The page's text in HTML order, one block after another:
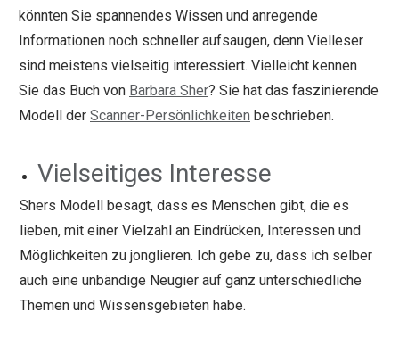
könnten Sie spannendes Wissen und anregende
Informationen noch schneller aufsaugen, denn Vielleser
sind meistens vielseitig interessiert. Vielleicht kennen
Sie das Buch von Barbara Sher? Sie hat das faszinierende
Modell der Scanner-Persönlichkeiten beschrieben.
Vielseitiges Interesse
Shers Modell besagt, dass es Menschen gibt, die es
lieben, mit einer Vielzahl an Eindrücken, Interessen und
Möglichkeiten zu jonglieren. Ich gebe zu, dass ich selber
auch eine unbändige Neugier auf ganz unterschiedliche
Themen und Wissensgebieten habe.